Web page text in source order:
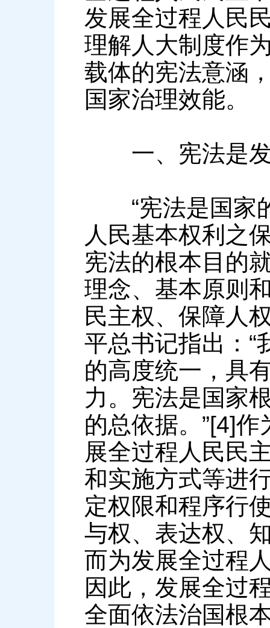
发展全过程人民
理解人大制度作
载体的宪法意涵
国家治理效能。
一、宪法是发
“宪法是国家的
人民基本权利之
宪法的根本目的
理念、基本原则
民主权、保障人
平总书记指出：“
的高度统一，具
力。宪法是国家
的总依据。”[4]
展全过程人民民
和实施方式等进
定权限和程序行
与权、表达权、
而为发展全过程
因此，发展全过
全面依法治国根